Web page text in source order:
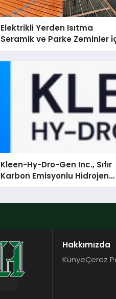
Elektrikli Yerden Isıtma
Seramik ve Parke Zeminler
En Verimli Çözümler
Kleen-Hy-Dro-Gen Inc., Sıfır
Karbon Emisyonlu Hidrojen
Isıtma Teknolojisinde ISO ve
Hakkımızda
KünyeÇerez